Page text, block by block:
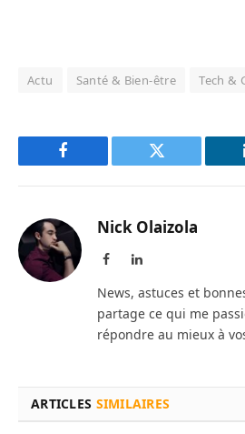
Actu Santé & Bien-être Tech &
Facebook Twitter
Nick Olaizola
FacebookLinkedIn
News, astuces et
partage ce qui me
répondre au mieux à
ARTICLES SIMILAIRES